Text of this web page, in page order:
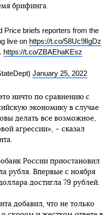
брифинга.
Price briefs reporters from the
live on https://t.co/58Uc9lIgDz
. https://t.co/ZBAEhaKEsz
January 25, 2022
ничто по сравнению с
экономику в случае
делать все возможное,
агрессии», – сказал
России приостановил
рубля. Впервые с ноября
достигла 79 рублей.
добавил, что не только